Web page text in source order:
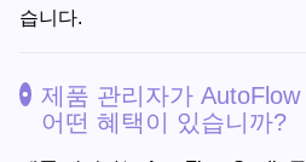
습니다.
제품 관리자가
어떤 혜택이 있습니까?